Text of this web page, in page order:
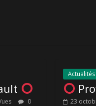
0
Actualités
23